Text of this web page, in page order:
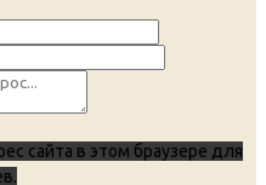
сайта в этом браузере для